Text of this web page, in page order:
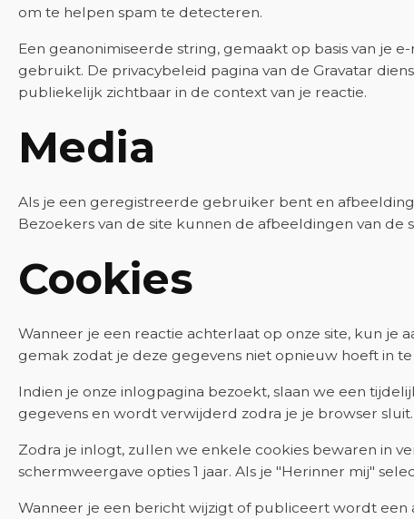
om te helpen spam te detecteren.
Een geanonimiseerde string, gemaakt op basis van je
gebruikt. De privacybeleid pagina van de Gravatar
publiekelijk zichtbaar in de context van je reactie.
Media
Als je een geregistreerde gebruiker bent en
Bezoekers van de site kunnen de afbeeldingen van de
Cookies
Wanneer je een reactie achterlaat op onze site, kun je
gemak zodat je deze gegevens niet opnieuw hoeft in
Indien je onze inlogpagina bezoekt, slaan we een
gegevens en wordt verwijderd zodra je je browser sluit.
Zodra je inlogt, zullen we enkele cookies bewaren in
schermweergave opties 1 jaar. Als je "Herinner mij"
Wanneer je een bericht wijzigt of publiceert wordt